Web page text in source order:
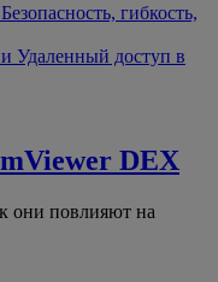
Безопасность, гибкость,
Удаленный доступ в
DEX
они повлияют на